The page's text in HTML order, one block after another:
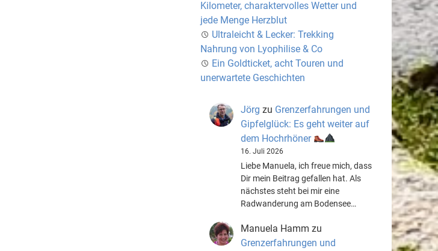
Kilometer, charaktervolles Wetter und
jede Menge Herzblut
Ultraleicht & Lecker: Trekking
Nahrung von Lyophilise & Co
Ein Goldticket, acht Touren und
unerwartete Geschichten
Jörg zu Grenzerfahrungen und
Gipfelglück: Es geht weiter auf
dem Hochrhöner
16. Juli 2026
Liebe Manuela, ich freue mich, dass
Dir mein Beitrag gefallen hat. Als
nächstes steht bei mir eine
Radwanderung am Bodensee…
Manuela Hamm zu
Grenzerfahrungen und